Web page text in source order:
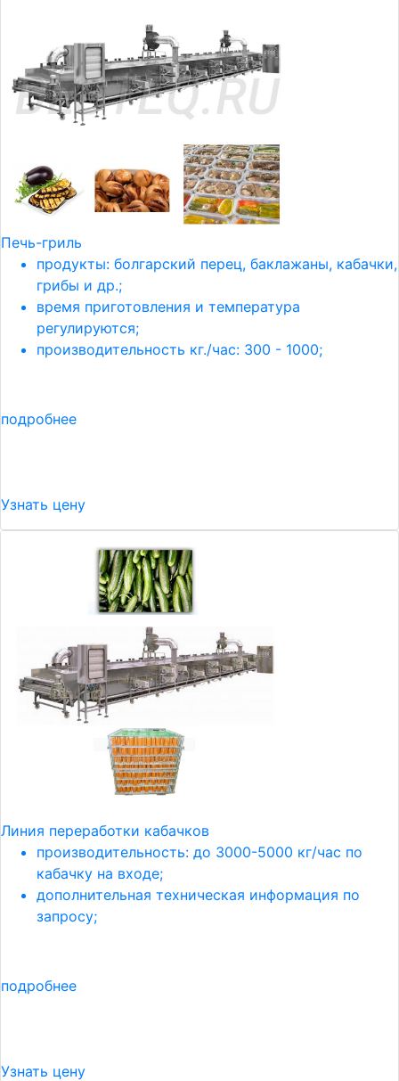
Печь-гриль
продукты: болгарский перец, баклажаны, кабачки,
грибы и др.;
время приготовления и температура
регулируются;
производительность кг./час: 300 - 1000;
подробнее
Узнать цену
Линия переработки кабачков
производительность: до 3000-5000 кг/час по
кабачку на входе;
дополнительная техническая информация по
запросу;
подробнее
Узнать цену